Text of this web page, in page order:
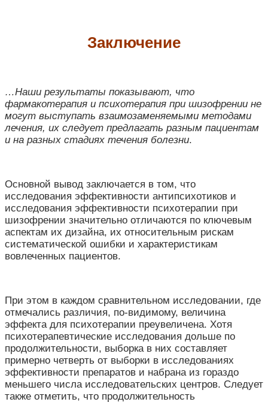
Заключение
…Наши результаты показывают, что
фармакотерапия и психотерапия при шизофрении не
могут выступать взаимозаменяемыми методами
лечения, их следует предлагать разным пациентам
и на разных стадиях течения болезни.
Основной вывод заключается в том, что
исследования эффективности антипсихотиков и
исследования эффективности психотерапии при
шизофрении значительно отличаются по ключевым
аспектам их дизайна, их относительным рискам
систематической ошибки и характеристикам
вовлеченных пациентов.
При этом в каждом сравнительном исследовании, где
отмечались различия, по-видимому, величина
эффекта для психотерапии преувеличена. Хотя
психотерапевтические исследования дольше по
продолжительности, выборка в них составляет
примерно четверть от выборки в исследованиях
эффективности препаратов и набрана из гораздо
меньшего числа исследовательских центров. Следует
также отметить, что продолжительность